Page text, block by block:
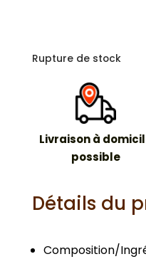
Rupture de stock
Livraison à
possible
Détails du
Composition/